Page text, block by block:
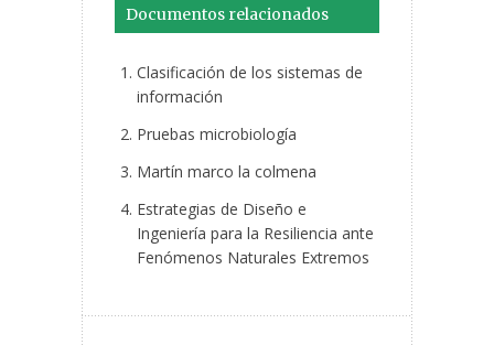
Documentos relacionados
Clasificación de los sistemas de
información
Pruebas microbiología
Martín marco la colmena
Estrategias de Diseño e
Ingeniería para la Resiliencia ante
Fenómenos Naturales Extremos